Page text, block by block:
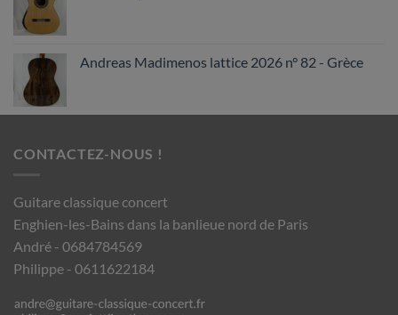
Andreas Madimenos lattice 2026 n° 82 - Grèce
CONTACTEZ-NOUS !
Guitare classique concert
Enghien-les-Bains dans la banlieue nord de Paris
André - 0684784569
Philippe - 0611622184